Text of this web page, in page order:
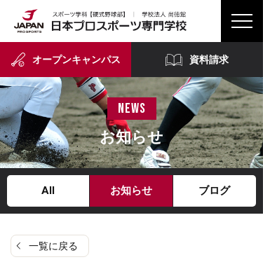
オープンキャンパス 資料請求
news
お知らせ
All お知らせ ブログ
一覧に戻る